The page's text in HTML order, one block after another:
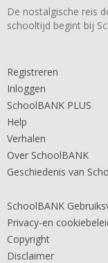
De nostalgische reis
schooltijd begint bij
Registreren
Inloggen
SchoolBANK PLUS
Help
Verhalen
Over SchoolBANK
Geschiedenis van
SchoolBANK
Privacy-en
Copyright
Disclaimer